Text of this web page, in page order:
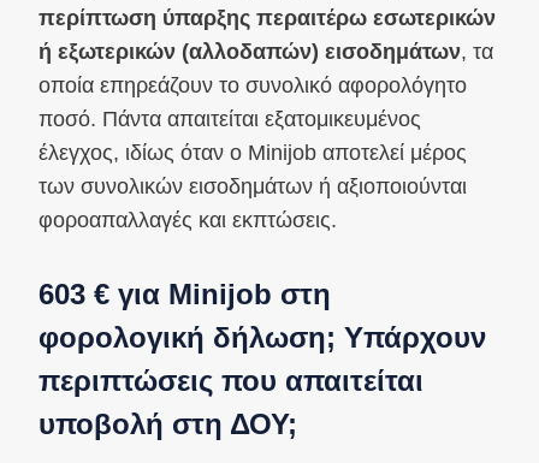
περίπτωση ύπαρξης περαιτέρω εσωτερικών
ή εξωτερικών (αλλοδαπών) εισοδημάτων, τα
οποία επηρεάζουν το συνολικό αφορολόγητο
ποσό. Πάντα απαιτείται εξατομικευμένος
έλεγχος, ιδίως όταν ο Minijob αποτελεί μέρος
των συνολικών εισοδημάτων ή αξιοποιούνται
φοροαπαλλαγές και εκπτώσεις.
603 € για Minijob στη
φορολογική δήλωση; Υπάρχουν
περιπτώσεις που απαιτείται
υποβολή στη ΔΟΥ;